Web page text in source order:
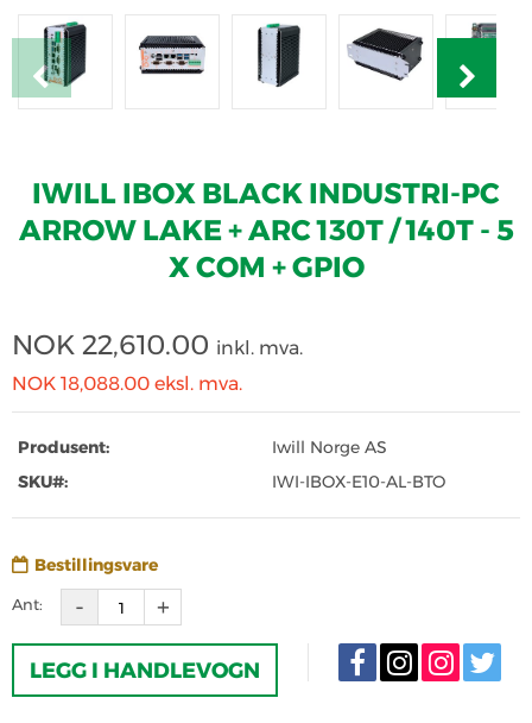
IWILL IBOX BLACK INDUSTRI-PC
ARROW LAKE + ARC 130T / 140T - 5
X COM + GPIO
NOK 22,610.00 inkl. mva.
NOK 18,088.00 eksl. mva.
Produsent:
Iwill Norge AS
SKU#:
IWI-IBOX-E10-AL-BTO
Bestillingsvare
Ant:
LEGG I HANDLEVOGN